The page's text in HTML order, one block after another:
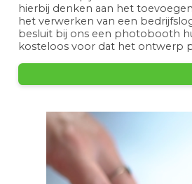
hierbij denken aan het
het verwerken van een
besluit bij ons een photobooth
kosteloos voor dat het ontwerp